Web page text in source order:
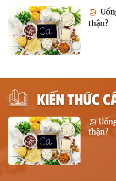
thận?
KIẾN THỨC
thận?